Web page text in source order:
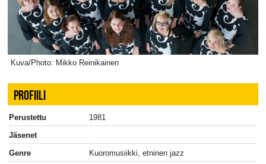
Kuva/Photo: Mikko Reinikainen
PROFIILI
Perustettu
1981
Jäsenet
Genre
Kuoromusiikki, etninen jazz